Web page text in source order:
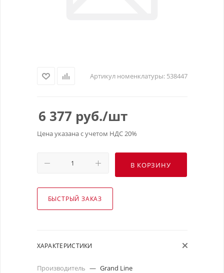
Артикул номенклатуры: 538447
6 377 руб./шт
Цена указана с учетом НДС 20%
В КОРЗИНУ
БЫСТРЫЙ ЗАКАЗ
ХАРАКТЕРИСТИКИ
Производитель — Grand Line